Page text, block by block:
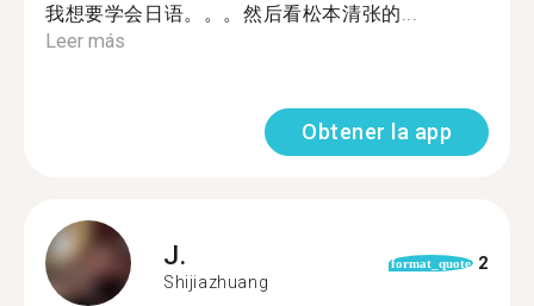
我想要学会日语。。。然后看松本清张的...
Leer más
Obtener la app
J.
Shijiazhuang
format_quote 2